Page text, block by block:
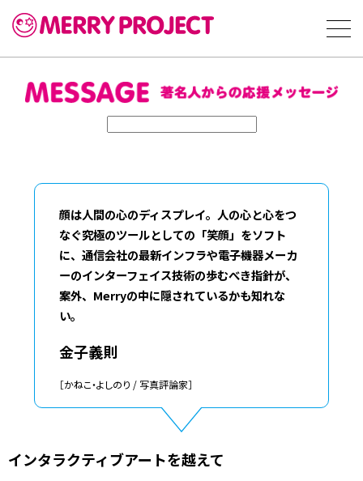
顔は人間の心のディスプレイ。人の心と心をつ
なぐ究極のツールとしての「笑顔」をソフト
に、通信会社の最新インフラや電子機器メーカ
ーのインターフェイス技術の歩むべき指針が、
案外、Merryの中に隠されているかも知れな
い。
金子義則
［かねこ・よしのり / 写真評論家］
インタラクティブアートを越えて